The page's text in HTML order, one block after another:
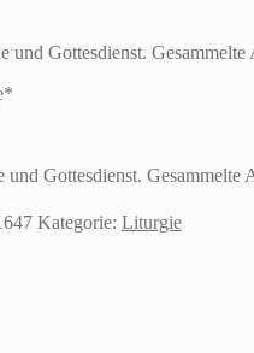
und Gottesdienst. Gesammelte
und Gottesdienst. Gesammelte
Kategorie: Liturgie